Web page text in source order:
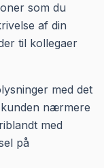
som du
af din
til kollegaer
med det
nærmere
med
på